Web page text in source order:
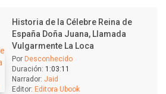
Historia de la Célebre Reina de
España Doña Juana, Llamada
Vulgarmente La Loca
Por Desconhecido
Duración: 1:03:11
Narrador: Jaid
Editor: Editora Ubook